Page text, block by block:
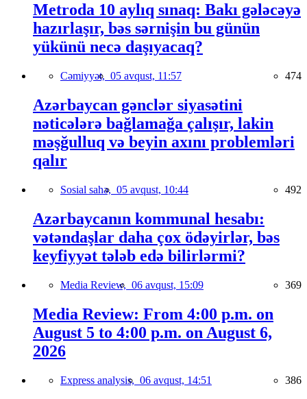
Metroda 10 aylıq sınaq: Bakı gələcəyə
hazırlaşır, bəs sərnişin bu günün
yükünü necə daşıyacaq?
Cəmiyyət, 05 avqust, 11:57 474
Azərbaycan gənclər siyasətini
nəticələrə bağlamağa çalışır, lakin
məşğulluq və beyin axını problemləri
qalır
Sosial sahə, 05 avqust, 10:44 492
Azərbaycanın kommunal hesabı:
vətəndaşlar daha çox ödəyirlər, bəs
keyfiyyət tələb edə bilirlərmi?
Media Review, 06 avqust, 15:09 369
Media Review: From 4:00 p.m. on
August 5 to 4:00 p.m. on August 6,
2026
Express analysis, 06 avqust, 14:51 386